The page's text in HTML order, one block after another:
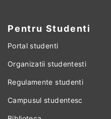
Pentru Studenti
Portal studenti
Organizatii studentesti
Regulamente studenti
Campusul studentesc